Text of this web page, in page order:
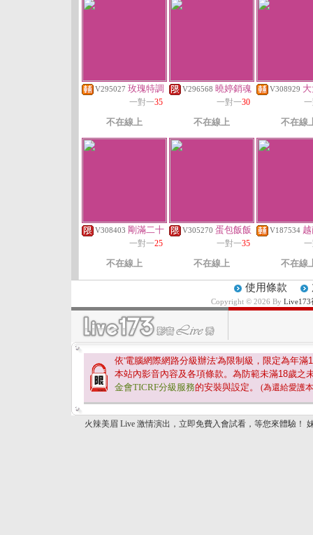
V295027 玫瑰特調
一對一35
不在線上
V296568 曉婷銷魂
一對一30
不在線上
V308929
不在線
V308403 剛滿二十
一對一25
不在線上
V305270 蛋包飯飯
一對一35
不在線上
V187534
不在線
使用條款
Copyright © 2026 By Live173
依'電腦網際網路分級辦法'為限制級，限定為年滿
本站內影音內容及各項條款。為防範未滿18歲之
金會TICRF分級服務的安裝與設定。 (為還給愛護
火辣美眉 Live 激情演出，立即免費入會試看，等您來體驗！